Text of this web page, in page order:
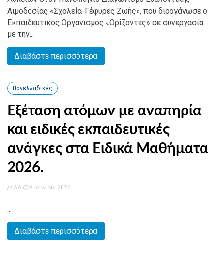
Αιμοδοσίας «Σχολεία-Γέφυρες Ζωής», που διοργάνωσε ο
Εκπαιδευτικός Οργανισμός «Ορίζοντες» σε συνεργασία
με την...
Διαβάστε περισσότερα
Πανελλαδικές
Εξέταση ατόμων με αναπηρία
και ειδικές εκπαιδευτικές
ανάγκες στα Ειδικά Μαθήματα
2026.
ΔΛ 9 Ιουνίου, 2026
...
Διαβάστε περισσότερα